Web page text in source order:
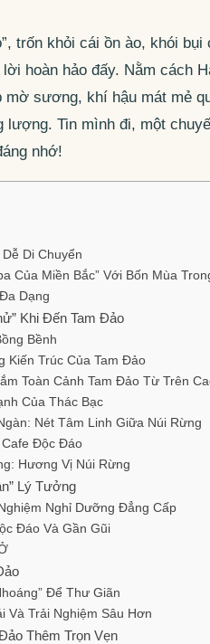
trốn khỏi cái ồn ào, khói bụi
hoàn hảo đấy. Nằm cách
sương, khí hậu mát mẻ
Tin mình đi, một
nhớ!
Di Chuyển
Của Miền Bắc” Với Bốn Mùa
Dạng
Khi Đến Tam Đảo
Bềnh
Kiến Trúc Của Tam Đảo
Toàn Cảnh Tam Đảo Từ Trên
Của Thác Bạc
Nét Tâm Linh Giữa Núi Rừng
Cafe Độc Đáo
Hương Vị Núi Rừng
Lý Tưởng
Nghỉ Dưỡng Đẳng Cấp
Đáo Và Gần Gũi
Để Thư Giãn
Và Trải Nghiệm Sâu Hơn
Thêm Trọn Vẹn